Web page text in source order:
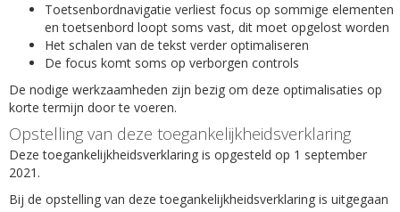
Toetsenbordnavigatie verliest focus op sommige elementen
en toetsenbord loopt soms vast, dit moet opgelost worden
Het schalen van de tekst verder optimaliseren
De focus komt soms op verborgen controls
De nodige werkzaamheden zijn bezig om deze optimalisaties op
korte termijn door te voeren.
Opstelling van deze toegankelijkheidsverklaring
Deze toegankelijkheidsverklaring is opgesteld op 1 september
2021.
Bij de opstelling van deze toegankelijkheidsverklaring is uitgegaan